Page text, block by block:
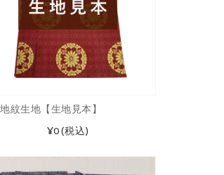
紋生地【生地見本】
¥0 (税込)